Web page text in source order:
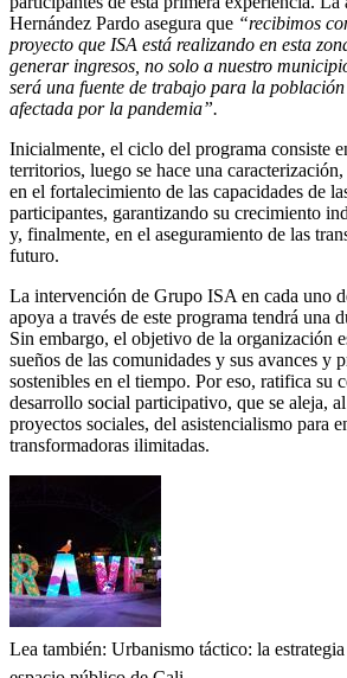
Hernández Pardo asegura que “recibimos
proyecto que ISA está realizando en esta
generar ingresos, no solo a nuestro
será una fuente de trabajo para la
afectada por la pandemia”.
Inicialmente, el ciclo del programa consiste
territorios, luego se hace una caracterización,
en el fortalecimiento de las capacidades de
participantes, garantizando su crecimiento
y, finalmente, en el aseguramiento de las
futuro.
La intervención de Grupo ISA en cada uno
apoya a través de este programa tendrá una
Sin embargo, el objetivo de la organización
sueños de las comunidades y sus avances y
sostenibles en el tiempo. Por eso, ratifica su
desarrollo social participativo, que se aleja,
proyectos sociales, del asistencialismo para
transformadoras ilimitadas.
Lea también: Urbanismo táctico: la